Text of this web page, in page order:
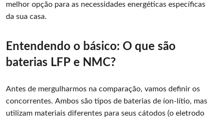
melhor opção para as necessidades energéticas específicas
da sua casa.
Entendendo o básico: O que são
baterias LFP e NMC?
Antes de mergulharmos na comparação, vamos definir os
concorrentes. Ambos são tipos de baterias de íon-lítio, mas
utilizam materiais diferentes para seus cátodos (o eletrodo